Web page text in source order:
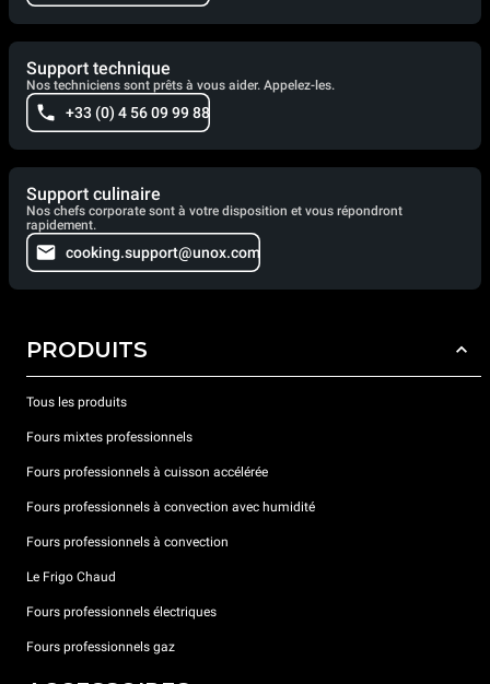
Support technique
Nos techniciens sont prêts à vous aider. Appelez-les.
+33 (0) 4 56 09 99 88
Support culinaire
Nos chefs corporate sont à votre disposition et vous répondront
rapidement.
cooking.support@unox.com
PRODUITS
Tous les produits
Fours mixtes professionnels
Fours professionnels à cuisson accélérée
Fours professionnels à convection avec humidité
Fours professionnels à convection
Le Frigo Chaud
Fours professionnels électriques
Fours professionnels gaz